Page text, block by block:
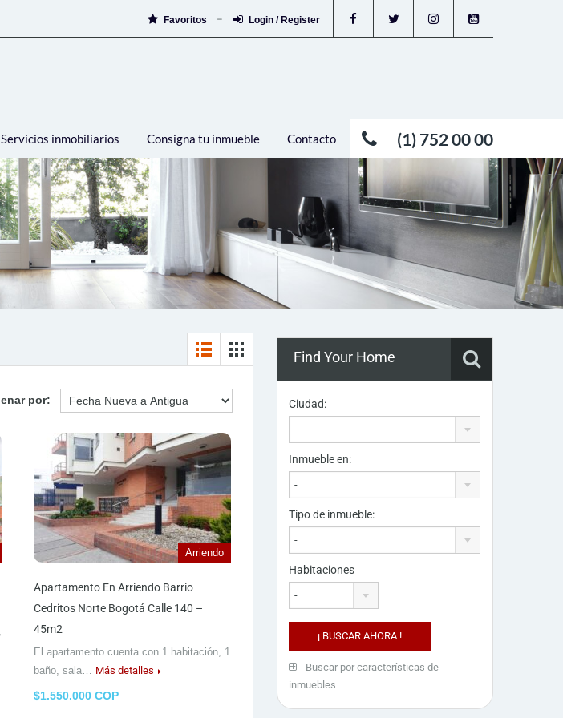
Favoritos Login / Register
(1) 752 00 00
Servicios inmobiliarios Consigna tu inmueble Contacto
por:
Arriendo
Apartamento En Arriendo Barrio
Cedritos Norte Bogotá Calle 140 –
45m2
El apartamento cuenta con 1 habitación, 1
baño, sala… Más detalles
$1.550.000 COP
Find Your Home
Ciudad:
-
Inmueble en:
-
Tipo de inmueble:
-
Habitaciones
-
Buscar por características de
inmuebles